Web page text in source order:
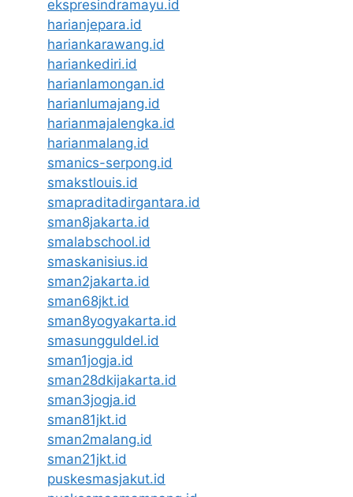
ekspresindramayu.id
harianjepara.id
hariankarawang.id
hariankediri.id
harianlamongan.id
harianlumajang.id
harianmajalengka.id
harianmalang.id
smanics-serpong.id
smakstlouis.id
smapraditadirgantara.id
sman8jakarta.id
smalabschool.id
smaskanisius.id
sman2jakarta.id
sman68jkt.id
sman8yogyakarta.id
smasungguldel.id
sman1jogja.id
sman28dkijakarta.id
sman3jogja.id
sman81jkt.id
sman2malang.id
sman21jkt.id
puskesmasjakut.id